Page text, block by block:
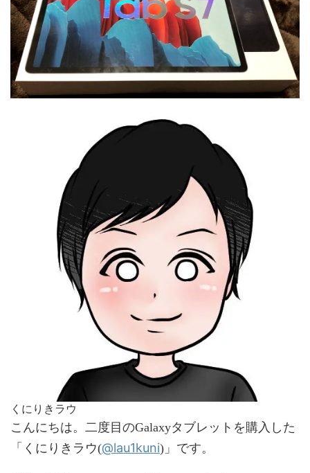
くにりきラウ
こんにちは。二度目のGalaxyタブレットを購入した
「くにりきラウ(@lau1kuni)」です。